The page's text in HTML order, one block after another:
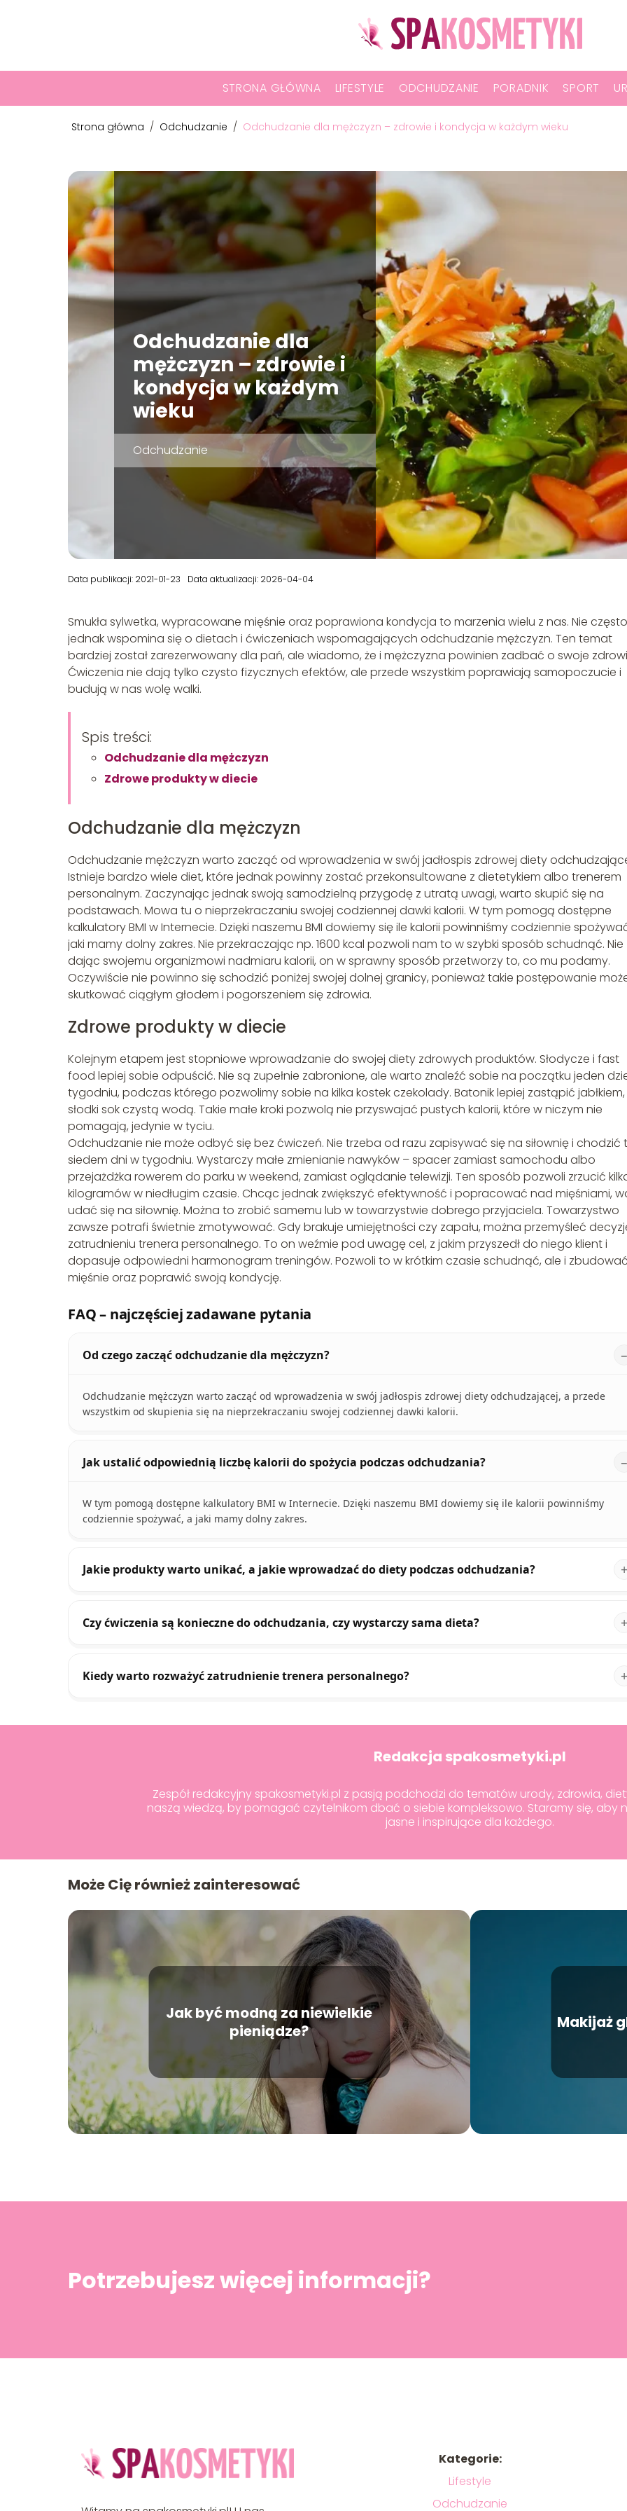
STRONA GŁÓWNA LIFESTYLE ODCHUDZANIE PORADNIK SPORT
Strona główna / Odchudzanie / Odchudzanie dla mężczyzn – zdrowie i kondycja w każdym wieku
Odchudzanie dla
mężczyzn – zdrowie i
kondycja w każdym
wieku
Odchudzanie
Data publikacji: 2021-01-23 Data aktualizacji: 2026-04-04
Smukła sylwetka, wypracowane mięśnie oraz poprawiona kondycja to marzenia wielu z nas. Nie często
jednak wspomina się o dietach i ćwiczeniach wspomagających odchudzanie mężczyzn. Ten temat
bardziej został zarezerwowany dla pań, ale wiadomo, że i mężczyzna powinien zadbać o swoje
Ćwiczenia nie dają tylko czysto fizycznych efektów, ale przede wszystkim poprawiają samopoczucie i
budują w nas wolę walki.
Spis treści:
Odchudzanie dla mężczyzn
Zdrowe produkty w diecie
Odchudzanie dla mężczyzn
Odchudzanie mężczyzn warto zacząć od wprowadzenia w swój jadłospis zdrowej diety
Istnieje bardzo wiele diet, które jednak powinny zostać przekonsultowane z dietetykiem albo trenerem
personalnym. Zaczynając jednak swoją samodzielną przygodę z utratą uwagi, warto skupić się na
podstawach. Mowa tu o nieprzekraczaniu swojej codziennej dawki kalorii. W tym pomogą dostępne
kalkulatory BMI w Internecie. Dzięki naszemu BMI dowiemy się ile kalorii powinniśmy codziennie
jaki mamy dolny zakres. Nie przekraczając np. 1600 kcal pozwoli nam to w szybki sposób schudnąć. Nie
dając swojemu organizmowi nadmiaru kalorii, on w sprawny sposób przetworzy to, co mu podamy.
Oczywiście nie powinno się schodzić poniżej swojej dolnej granicy, ponieważ takie postępowanie
skutkować ciągłym głodem i pogorszeniem się zdrowia.
Zdrowe produkty w diecie
Kolejnym etapem jest stopniowe wprowadzanie do swojej diety zdrowych produktów. Słodycze i fast
food lepiej sobie odpuścić. Nie są zupełnie zabronione, ale warto znaleźć sobie na początku jeden
tygodniu, podczas którego pozwolimy sobie na kilka kostek czekolady. Batonik lepiej zastąpić
słodki sok czystą wodą. Takie małe kroki pozwolą nie przyswajać pustych kalorii, które w niczym nie
pomagają, jedynie w tyciu.
Odchudzanie nie może odbyć się bez ćwiczeń. Nie trzeba od razu zapisywać się na siłownię i chodzić
siedem dni w tygodniu. Wystarczy małe zmienianie nawyków – spacer zamiast samochodu albo
przejażdżka rowerem do parku w weekend, zamiast oglądanie telewizji. Ten sposób pozwoli zrzucić
kilogramów w niedługim czasie. Chcąc jednak zwiększyć efektywność i popracować nad mięśniami,
udać się na siłownię. Można to zrobić samemu lub w towarzystwie dobrego przyjaciela. Towarzystwo
zawsze potrafi świetnie zmotywować. Gdy brakuje umiejętności czy zapału, można przemyśleć
zatrudnieniu trenera personalnego. To on weźmie pod uwagę cel, z jakim przyszedł do niego klient i
dopasuje odpowiedni harmonogram treningów. Pozwoli to w krótkim czasie schudnąć, ale i
mięśnie oraz poprawić swoją kondycję.
FAQ – najczęściej zadawane pytania
Od czego zacząć odchudzanie dla mężczyzn?
Odchudzanie mężczyzn warto zacząć od wprowadzenia w swój jadłospis zdrowej diety odchudzającej, a przede
wszystkim od skupienia się na nieprzekraczaniu swojej codziennej dawki kalorii.
Jak ustalić odpowiednią liczbę kalorii do spożycia podczas odchudzania?
W tym pomogą dostępne kalkulatory BMI w Internecie. Dzięki naszemu BMI dowiemy się ile kalorii powinniśmy
codziennie spożywać, a jaki mamy dolny zakres.
Jakie produkty warto unikać, a jakie wprowadzać do diety podczas odchudzania?
Czy ćwiczenia są konieczne do odchudzania, czy wystarczy sama dieta?
Kiedy warto rozważyć zatrudnienie trenera personalnego?
Redakcja spakosmetyki.pl
Zespół redakcyjny spakosmetyki.pl z pasją podchodzi do tematów urody, zdrowia,
naszą wiedzą, by pomagać czytelnikom dbać o siebie kompleksowo. Staramy się, aby
jasne i inspirujące dla każdego.
Może Cię również zainteresować
Jak być modną za niewielkie
pieniądze?
Makijaż
Potrzebujesz więcej informacji?
Kategorie:
Lifestyle
Odchudzanie